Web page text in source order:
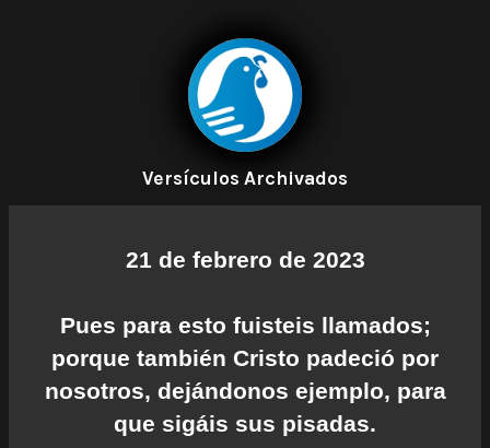
Versículos Archivados
21 de febrero de 2023
Pues para esto fuisteis llamados;
porque también Cristo padeció por
nosotros, dejándonos ejemplo, para
que sigáis sus pisadas.